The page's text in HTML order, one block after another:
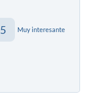
5 Muy interesante